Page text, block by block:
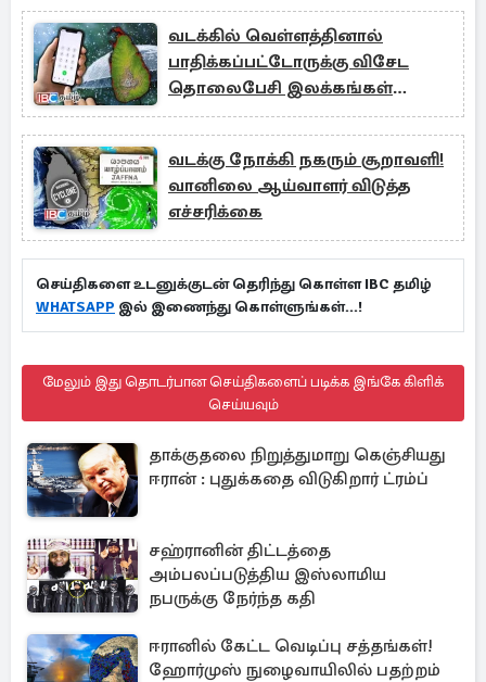
வடக்கில் வெள்ளத்தினால்
பாதிக்கப்பட்டோருக்கு விசேட
தொலைபேசி இலக்கங்கள்
அறிமுகம்
வடக்கு நோக்கி நகரும் சூறாவளி!
வானிலை ஆய்வாளர் விடுத்த
எச்சரிக்கை
செய்திகளை உடனுக்குடன் தெரிந்து கொள்ள IBC தமிழ்
WHATSAPP இல் இணைந்து கொள்ளுங்கள்...!
மேலும் இது தொடர்பான செய்திகளைப் படிக்க இங்கே கிளிக்
செய்யவும்
தாக்குதலை நிறுத்துமாறு கெஞ்சியது
ஈரான் : புதுக்கதை விடுகிறார் ட்ரம்ப்
சஹ்ரானின் திட்டத்தை
அம்பலப்படுத்திய இஸ்லாமிய
நபருக்கு நேர்ந்த கதி
ஈரானில் கேட்ட வெடிப்பு சத்தங்கள்!
ஹோர்முஸ் நுழைவாயிலில் பதற்றம்